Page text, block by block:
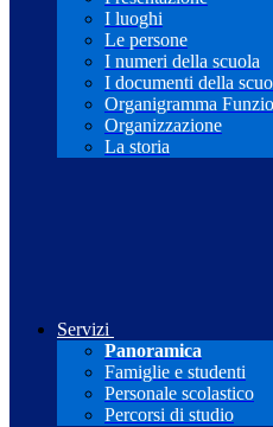
I luoghi
Le persone
I numeri della scuola
I documenti della
Organigramma
Organizzazione
La storia
Servizi
Panoramica
Famiglie e studenti
Personale scolastico
Percorsi di studio